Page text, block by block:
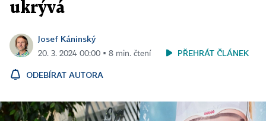
ukrývá
Josef Káninský
20. 3. 2024 00:00 ▪ 8 min. čtení PŘEHRÁT ČLÁNEK
ODEBÍRAT AUTORA